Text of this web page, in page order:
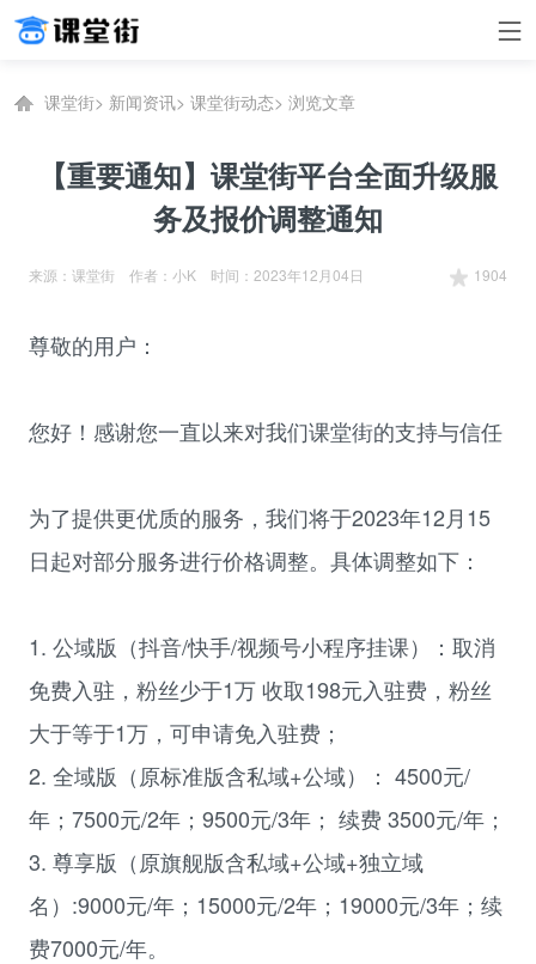
课堂街> 新闻资讯> 课堂街动态> 浏览文章
【重要通知】课堂街平台全面升级服
务及报价调整通知
1904
来源：课堂街 作者：小K 时间：2023年12月04日
尊敬的用户：
您好！感谢您一直以来对我们课堂街的支持与信任
为了提供更优质的服务，我们将于2023年12月15
日起对部分服务进行价格调整。具体调整如下：
1. 公域版（抖音/快手/视频号小程序挂课）：取消
免费入驻，粉丝少于1万 收取198元入驻费，粉丝
大于等于1万，可申请免入驻费；
2. 全域版（原标准版含私域+公域）： 4500元/
年；7500元/2年；9500元/3年； 续费 3500元/年；
3. 尊享版（原旗舰版含私域+公域+独立域
名）:9000元/年；15000元/2年；19000元/3年；续
费7000元/年。